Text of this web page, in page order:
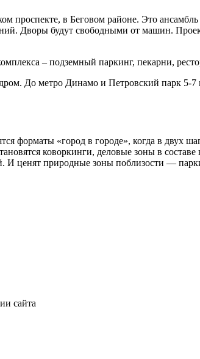
проспекте, в Беговом районе. Это
Дворы будут свободными от машин.
– подземный паркинг, пекарни,
До метро Динамо и Петровский парк 5-
форматы «город в городе», когда в двух
коворкинги, деловые зоны в
И ценят природные зоны поблизости —
сайта